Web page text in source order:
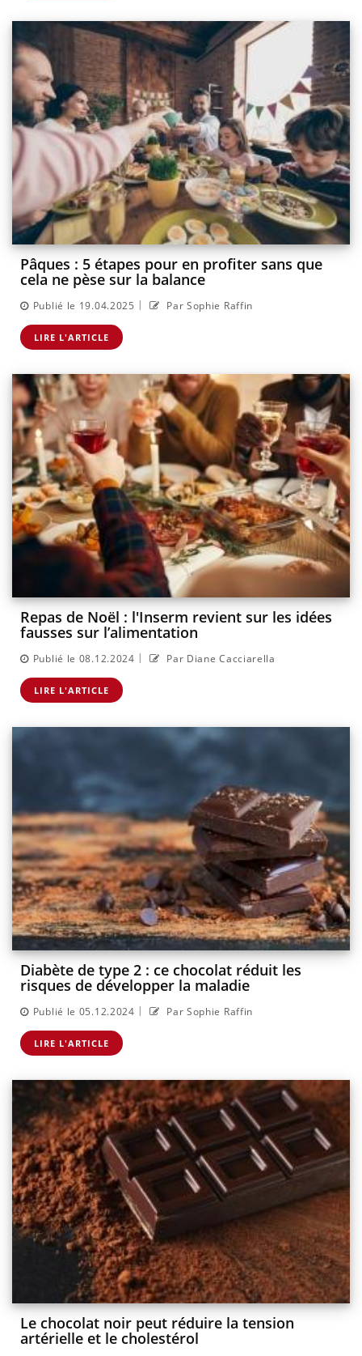
Pâques : 5 étapes pour en profiter sans que
cela ne pèse sur la balance
Publié le 19.04.2025 | Par Sophie Raffin
LIRE L'ARTICLE
Repas de Noël : l'Inserm revient sur les idées
fausses sur l’alimentation
Publié le 08.12.2024 | Par Diane Cacciarella
LIRE L'ARTICLE
Diabète de type 2 : ce chocolat réduit les
risques de développer la maladie
Publié le 05.12.2024 | Par Sophie Raffin
LIRE L'ARTICLE
Le chocolat noir peut réduire la tension
artérielle et le cholestérol